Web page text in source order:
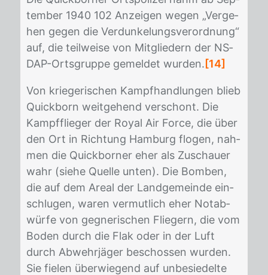
tem­ber 1940 102 An­zei­gen we­gen „Ver­ge­
hen ge­gen die Ver­dun­ke­lungs­ver­ord­nung“
auf, die teil­wei­se von Mit­glie­dern der NS­
DAP-Orts­grup­pe ge­mel­det wur­den. [14]
Von krie­ge­ri­schen Kampf­hand­lun­gen blieb
Quick­born weit­ge­hend ver­schont. Die
Kampf­flie­ger der Roy­al Air Force, die über
den Ort in Rich­tung Ham­burg flo­gen, nah­
men die Quick­bor­ner eher als Zu­schau­er
wahr (sie­he Quel­le un­ten). Die Bom­ben,
die auf dem Are­al der Land­ge­mein­de ein­
schlu­gen, wa­ren ver­mut­lich eher No­t­ab­
wür­fe von geg­ne­ri­schen Flie­gern, die vom
Bo­den durch die Flak oder in der Luft
durch Ab­wehr­jä­ger be­schos­sen wur­den.
Sie fie­len über­wie­gend auf un­be­sie­del­te